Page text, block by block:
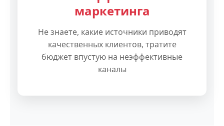
маркетинга
Не знаете, какие источники приводят
качественных клиентов, тратите
бюджет впустую на неэффективные
каналы